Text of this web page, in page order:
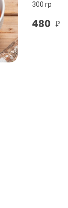
300 гр
480 ₽